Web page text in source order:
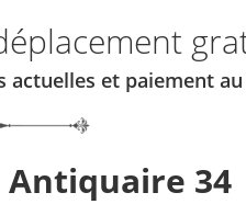
actuelles et paiement
Antiquaire 34